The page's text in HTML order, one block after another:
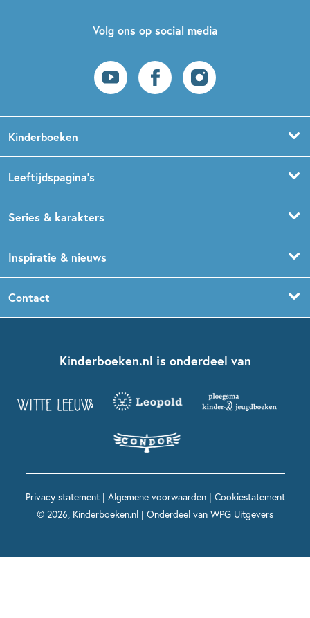
Volg ons op social media
Kinderboeken
Prentenboeken
Babyboeken
Sprookjesboeken
Kinderboeken diversiteit
Grappige kinderboeken
Spannende kinderboeken
Leeftijdspagina’s
Boekentips 1,5 - 3 jaar
Boekentips 5 - 7 jaar
Boekentips 12+ jaar
Voor volwassenen
Series & karakters
Dog Man
Spekkie en Sproet
Maxi & Helium
Inspiratie & nieuws
Kinderjury
Voor het onderwijs
Contact
Kinderboeken.nl is onderdeel van
Privacy statement| Algemene voorwaarden| Cookiestatement
© 2026, Kinderboeken.nl | Onderdeel van WPG Uitgevers